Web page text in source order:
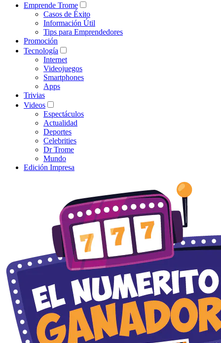
Emprende Trome
Casos de Éxito
Información Útil
Tips para Emprendedores
Promoción
Tecnología
Internet
Videojuegos
Smartphones
Apps
Trivias
Videos
Espectáculos
Actualidad
Deportes
Celebrities
Dr Trome
Mundo
Edición Impresa